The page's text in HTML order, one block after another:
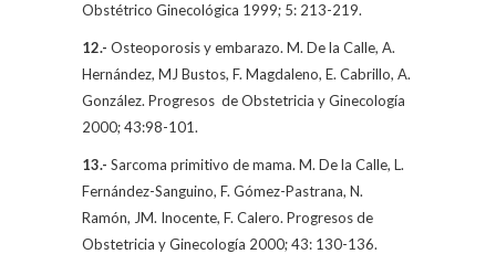
Obstétrico Ginecológica 1999; 5: 213-219.
12.- Osteoporosis y embarazo. M. De la Calle, A.
Hernández, MJ Bustos, F. Magdaleno, E. Cabrillo, A.
González. Progresos de Obstetricia y Ginecología
2000; 43:98-101.
13.- Sarcoma primitivo de mama. M. De la Calle, L.
Fernández-Sanguino, F. Gómez-Pastrana, N.
Ramón, JM. Inocente, F. Calero. Progresos de
Obstetricia y Ginecología 2000; 43: 130-136.